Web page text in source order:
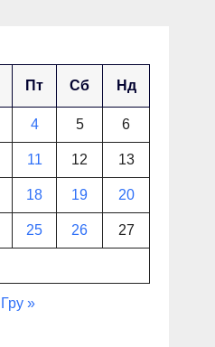
Пт Сб Нд
4 5 6
11 12 13
18 19 20
25 26 27
Гру »